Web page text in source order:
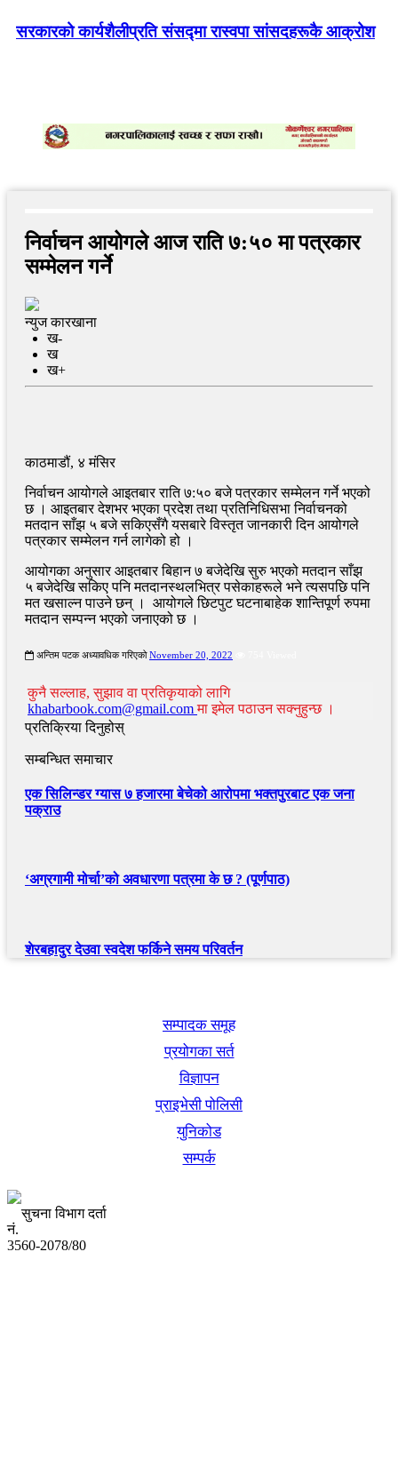
सरकारको कार्यशैलीप्रति संसद्‍मा रास्वपा सांसदहरूकै आक्रोश
निर्वाचन आयोगले आज राति ७:५० मा पत्रकार
सम्मेलन गर्ने
न्युज कारखाना
ख-
ख
ख+
काठमाडौं, ४ मंसिर
निर्वाचन आयोगले आइतबार राति ७:५० बजे पत्रकार सम्मेलन गर्ने भएको
छ । आइतबार देशभर भएका प्रदेश तथा प्रतिनिधिसभा निर्वाचनको
मतदान साँझ ५ बजे सकिएसँगै यसबारे विस्तृत जानकारी दिन आयोगले
पत्रकार सम्मेलन गर्न लागेको हो ।
आयोगका अनुसार आइतबार बिहान ७ बजेदेखि सुरु भएको मतदान साँझ
५ बजेदेखि सकिए पनि मतदानस्थलभित्र पसेकाहरूले भने त्यसपछि पनि
मत खसाल्न पाउने छन् । आयोगले छिटपुट घटनाबाहेक शान्तिपूर्ण रुपमा
मतदान सम्पन्न भएको जनाएको छ ।
अन्तिम पटक अध्यावधिक गरिएको November 20, 2022
कुनै सल्लाह, सुझाव वा प्रतिकृयाको लागि
khabarbook.com@gmail.comमा इमेल पठाउन सक्नुहुन्छ ।
प्रतिक्रिया दिनुहोस्
सम्बन्धित समाचार
एक सिलिन्डर ग्यास ७ हजारमा बेचेको आरोपमा भक्तपुरबाट एक जना
पक्राउ
‘अग्रगामी मोर्चा’को अवधारणा पत्रमा के छ ? (पूर्णपाठ)
शेरबहादुर देउवा स्वदेश फर्किने समय परिवर्तन
सम्पादक समूह
प्रयोगका सर्त
विज्ञापन
प्राइभेसी पोलिसी
युनिकोड
सम्पर्क
सुचना विभाग दर्ता
नं.
3560-2078/80